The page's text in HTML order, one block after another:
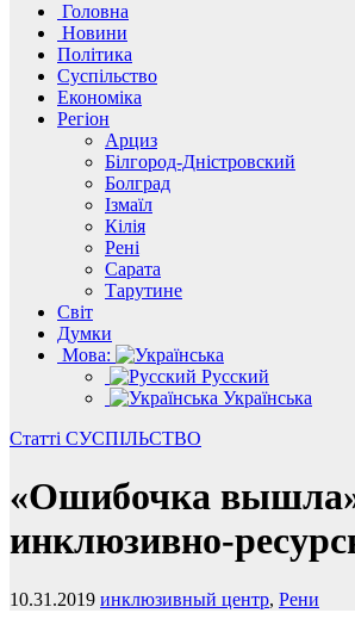
Головна
Новини
Політика
Суспільство
Економіка
Регіон
Арциз
Білгород-Дністровский
Болград
Ізмаїл
Кілія
Рені
Сарата
Тарутине
Світ
Думки
Мова:
Русский
Українська
Статті СУСПІЛЬСТВО
«Ошибочка
инклюзивно-
10.31.2019 инклюзивный центр, Рени